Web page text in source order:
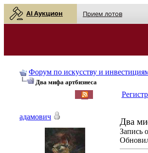
AI Аукцион Прием лотов
Форум по искусству и
Два мифа артбизнеса
Два
Запись
адамович